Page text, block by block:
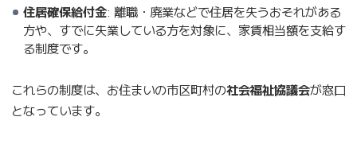
住居確保給付金: 離職・廃業などで住居を失うおそれがある
方や、すでに失業している方を対象に、家賃相当額を支給す
る制度です。
これらの制度は、お住まいの市区町村の社会福祉協議会が窓口
となっています。